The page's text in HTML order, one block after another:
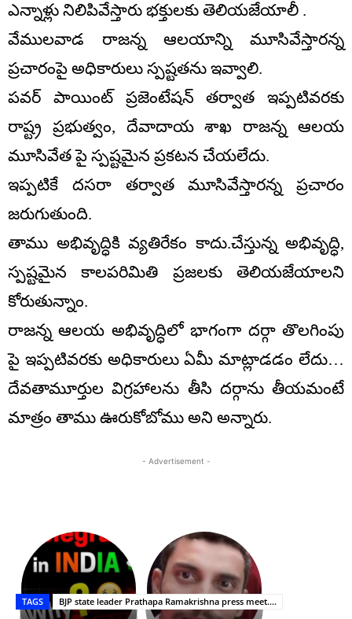
ఎన్నాళ్లు నిలిపివేస్తారు భక్తులకు తెలియజేయాలీ .
వేములవాడ రాజన్న ఆలయాన్ని మూసివేస్తారన్న
ప్రచారంపై అధికారులు స్పష్టతను ఇవ్వాలి.
పవర్ పాయింట్ ప్రజెంటేషన్ తర్వాత ఇప్పటివరకు
రాష్ట్ర ప్రభుత్వం, దేవాదాయ శాఖ రాజన్న ఆలయ
మూసివేత పై స్పష్టమైన ప్రకటన చేయలేదు.
ఇప్పటికే దసరా తర్వాత మూసివేస్తారన్న ప్రచారం
జరుగుతుంది.
తాము అభివృద్ధికి వ్యతిరేకం కాదు.చేస్తున్న అభివృద్ధి,
స్పష్టమైన కాలపరిమితి ప్రజలకు తెలియజేయాలని
కోరుతున్నాం.
రాజన్న ఆలయ అభివృద్ధిలో భాగంగా దర్గా తొలగింపు
పై ఇప్పటివరకు అధికారులు ఏమీ మాట్లాడడం లేదు…
దేవతామూర్తుల విగ్రహాలను తీసి దర్గాను తీయమంటే
మాత్రం తాము ఊరుకోబోము అని అన్నారు.
- Advertisement -
భగవంతుని
ప్రసాదం
తీర్థం..తులసీదళం
లేకుండా
కేజీఎఫ్
సినిమాతో
పాన్
ఇండియా
Upasana:
భర్తపై
రివెంజ్
TAGS BJP state leader Prathapa Ramakrishna press meet....